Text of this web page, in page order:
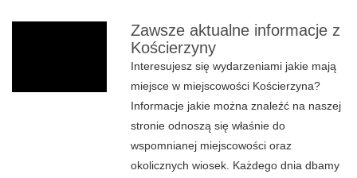
Zawsze aktualne informacje z
Kościerzyny
Interesujesz się wydarzeniami jakie mają
miejsce w miejscowości Kościerzyna?
Informacje jakie można znaleźć na naszej
stronie odnoszą się właśnie do
wspomnianej miejscowości oraz
okolicznych wiosek. Każdego dnia dbamy